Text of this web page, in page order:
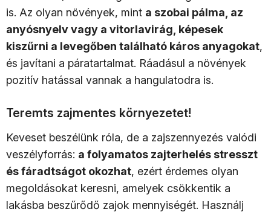
is. Az olyan növények, mint a szobai pálma, az
anyósnyelv vagy a vitorlavirág, képesek
kiszűrni a levegőben található káros anyagokat,
és javítani a páratartalmat. Ráadásul a növények
pozitív hatással vannak a hangulatodra is.
Teremts zajmentes környezetet!
Keveset beszélünk róla, de a zajszennyezés valódi
veszélyforrás: a folyamatos zajterhelés stresszt
és fáradtságot okozhat, ezért érdemes olyan
megoldásokat keresni, amelyek csökkentik a
lakásba beszűrődő zajok mennyiségét. Használj